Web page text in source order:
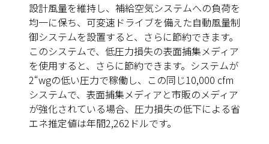
設計風量を維持し、補給空気システムへの負荷を
均一に保ち、可変速ドライブを備えた自動風量制
御システムを設置すると、さらに節約できます。
このシステムで、低圧力損失の表面捕集メディア
を使用すると、さらに節約できます。システムが
2“wgの低い圧力で稼働し、この同じ10,000 cfm
システムで、表面捕集メディアと市販のメディア
が強化されている場合、圧力損失の低下による省
エネ推定値は年間2,262ドルです。